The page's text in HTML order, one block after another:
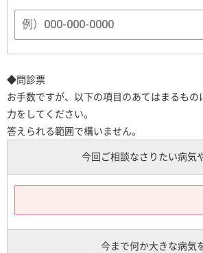
◆問診票
お手数ですが、以下の項目のあてはまるもの
力をしてください。
答えられる範囲で構いません。
今回ご相談なさりたい病気
今まで何か大きな病気